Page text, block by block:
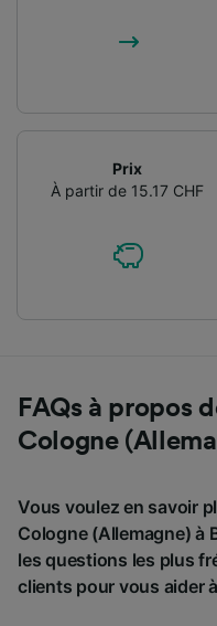
Prix
À partir de 15.17 CHF
FAQs à propos
Cologne
Vous voulez en savoir
Cologne (Allemagne) à
les questions les plus
clients pour vous aider